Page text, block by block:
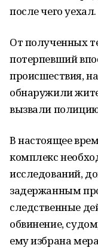
после чего уехал.
От полученных
потерпевший
происшествия,
обнаружили
вызвали
В настоящее
комплекс
исследований,
задержанным
следственные
обвинение,
ему избрана